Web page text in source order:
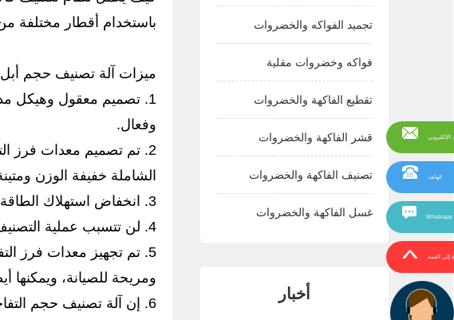
باستخدام أقطار مختلفة
ميزات آلة تصنيف حجم
1. تصميم معقول وهيكل
وفعال.
2. تم تصميم معدات فرز
الشاملة خفيفة الوزن
3. انخفاض استهلاك الطاقة، التشغيل السلس، انخفاض مستوى الضجيج، وعدم التلوث البيئي.
4. لن تتسبب عملية التصنيف والفرز في إتلاف التفاح ولن تتسبب في إهداره.
5. تم تجهيز معدات فرز
ومريحة للصيانة، ويمكنها
6. إن آلة تصنيف حجم
تجميد الفواكه والخضروات
فواكه وخضروات مقلية
تقطيع الفاكهة والخضروات
قشر الفاكهة والخضروات
تصنيف الفاكهة والخضروات
غسل الفاكهة والخضروات
أخبار
الإلكتروني
الهاتف
Whatsapp
إلى القمة